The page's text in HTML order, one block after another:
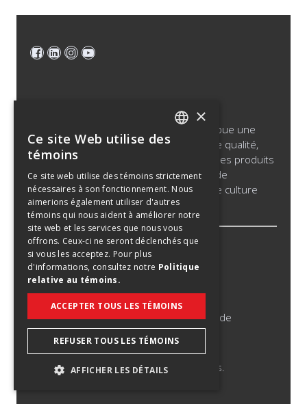
2026 Saputo inc. Tous droits réservés.
Saputo produit, met en marché et distribue une
vaste gamme de produits de la meilleure qualité,
notamment du fromage, du lait nature, des produits
laitiers et de la crème ayant une durée de
conservation prolongée, des produits de culture
bactérienne et des ingrédients laitiers.
Avis légal
Politique relative aux témoins
Politique de confidentialité
Avis de tentatives de fraude en matière de
recrutement
FRENCH
×
Ce site Web utilise des
témoins
Ce site web utilise des témoins strictement
nécessaires à son fonctionnement. Nous
aimerions également utiliser d'autres
témoins qui nous aident à améliorer notre
site web et les services que nous vous
offrons. Ceux-ci ne seront déclenchés que
si vous les acceptez. Pour plus
d'informations, consultez notre Politique
relative au témoins.
ACCEPTER TOUS LES TÉMOINS
REFUSER TOUS LES TÉMOINS
AFFICHER LES DÉTAILS